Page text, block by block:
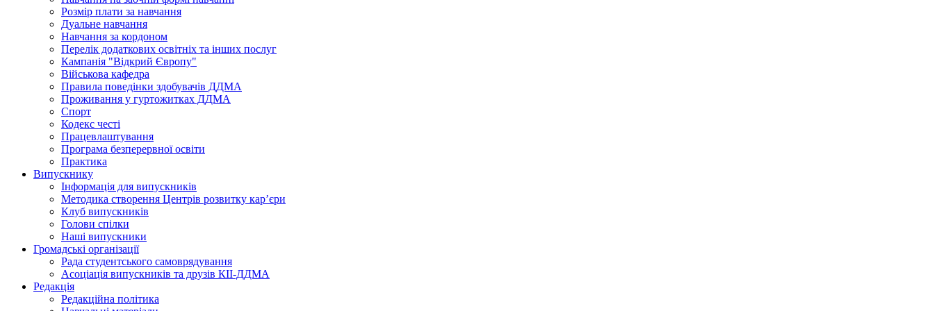
Розмір плати за навчання
Дуальне навчання
Навчання за кордоном
Перелік додаткових освітніх та інших послуг
Кампанія "Відкрий Європу"
Військова кафедра
Правила поведінки здобувачів ДДМА
Проживання у гуртожитках ДДМА
Спорт
Кодекс честі
Працевлаштування
Програма безперервної освіти
Практика
Випускнику
Інформація для випускників
Методика створення Центрів розвитку кар’єри
Клуб випускників
Голови спілки
Наші випускники
Громадські організації
Рада студентського самоврядування
Асоціація випускників та друзів КІІ-ДДМА
Редакція
Редакційна політика